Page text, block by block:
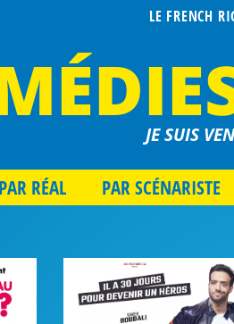
LE FRENCH
JE SUIS
PAR RÉAL PAR SCÉNARISTE